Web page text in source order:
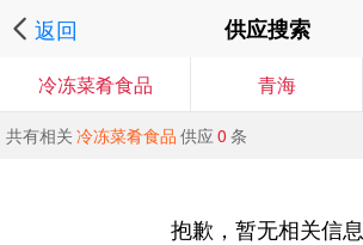
返回 供应搜索
冷冻菜肴食品 青海
共有相关 冷冻菜肴食品 供应 0 条
抱歉，暂无相关信息